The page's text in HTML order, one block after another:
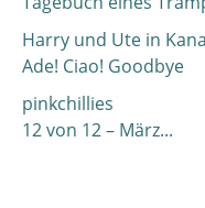
Harry und Ute in
Ade! Ciao! Goodbye
pinkchillies
12 von 12 – März...